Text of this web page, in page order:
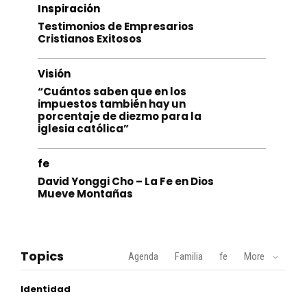
Inspiración
Testimonios de Empresarios
Cristianos Exitosos
Visión
“Cuántos saben que en los
impuestos también hay un
porcentaje de diezmo para la
iglesia católica”
fe
David Yonggi Cho – La Fe en Dios
Mueve Montañas
Topics Agenda Familia fe More
Identidad